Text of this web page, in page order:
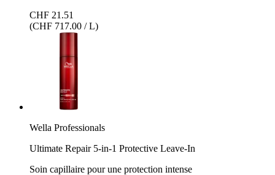
CHF 21.51
(CHF 717.00 / L)
Wella Professionals
Ultimate Repair 5-in-1 Protective Leave-In
Soin capillaire pour une protection intense